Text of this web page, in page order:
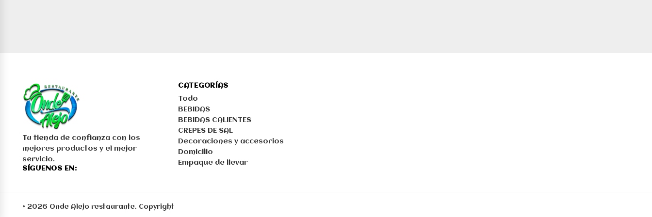
Tu tienda de confianza con los
mejores productos y el mejor
servicio.
SÍGUENOS EN:
CATEGORÍAS
Todo
BEBIDAS
BEBIDAS CALIENTES
CREPES DE SAL
Decoraciones y accesorios
Domicilio
Empaque de llevar
© 2026 Onde Alejo restaurante. Copyright